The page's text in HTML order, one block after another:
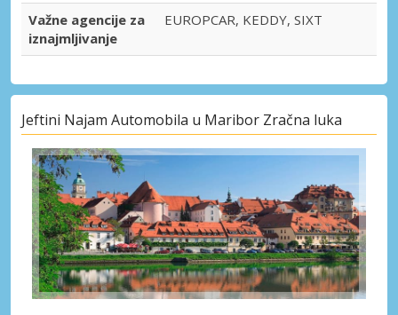
Važne agencije za
iznajmljivanje
EUROPCAR, KEDDY, SIXT
Jeftini Najam Automobila u Maribor Zračna luka